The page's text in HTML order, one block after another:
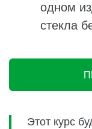
одном
стекла
Этот курс